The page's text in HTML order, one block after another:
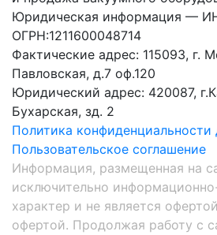
Юридическая информация —
ОГРН:1211600048714
Фактические адрес: 115093, г.
Павловская, д.7 оф.120
Юридический адрес: 420087,
Бухарская, зд. 2
Политика конфиденциальности
Пользовательское соглашение
Информация, размещенная на
исключительно
характер и не является
офертой. Продолжая работу с